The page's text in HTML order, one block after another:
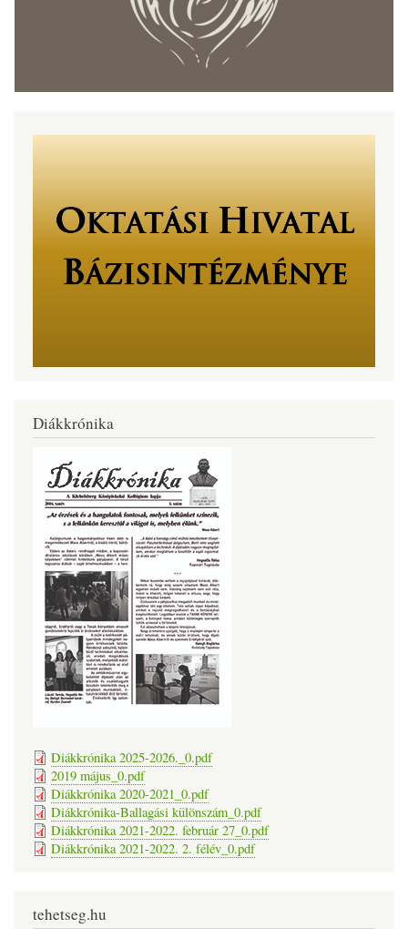
Diákkrónika
Diákkrónika 2025-2026._0.pdf
2019 május_0.pdf
Diákkrónika 2020-2021_0.pdf
Diákkrónika-Ballagási különszám_0.pdf
Diákkrónika 2021-2022. február 27_0.pdf
Diákkrónika 2021-2022. 2. félév_0.pdf
tehetseg.hu